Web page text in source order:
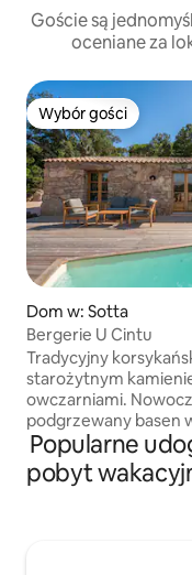
Goście są
oceniane za
Wybór gości
Wybór gości
Dom w: Sotta
Bergerie U Cintu
Tradycyjny
starożytnym
owczarniami.
podgrzewany basen
Cichy widok na góry
aneksem
oraz 2 sypialni z
Popularne
pobyt